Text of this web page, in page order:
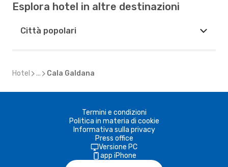
Esplora hotel in altre destinazioni
Città popolari
Hotel ... Cala Galdana
Termini e condizioni
Politica in materia di cookie
Informativa sulla privacy
Press office
Versione PC
app iPhone